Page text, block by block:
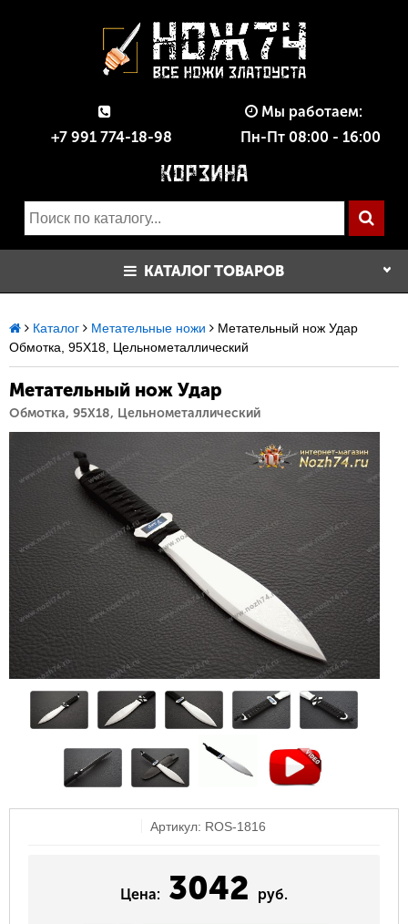
+7 991 774-18-98
Мы работаем:
Пн-Пт 08:00 - 16:00
КАТАЛОГ ТОВАРОВ
Каталог Метательные ножи
Метательный нож Удар
Обмотка, 95Х18, Цельнометаллический
Метательный нож Удар
Обмотка, 95Х18, Цельнометаллический
Артикул: ROS-1816
Цена: 3042 руб.